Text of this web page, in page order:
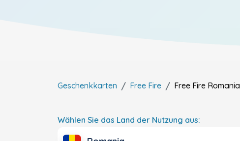
Geschenkkarten Free Fire Free Fire Romania
Wählen Sie das Land der Nutzung aus: